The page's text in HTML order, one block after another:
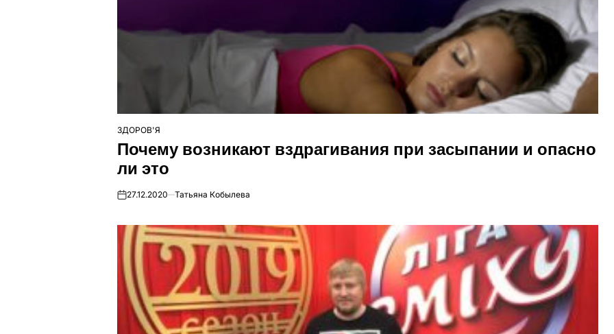
ОПУБЛІКУВАТИ
У
ЗДОРОВ'Я
Почему возникают вздрагивания при засыпании и опасно
ли это
on27.12.2020 Татьяна Кобылева